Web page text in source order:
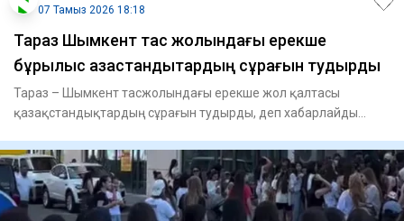
07 Тамыз 2026 18:18
Тараз Шымкент тас жолындағы ерекше
бұрылыс қазақстандықтардың сұрағын тудырды
Тараз – Шымкент тасжолындағы ерекше жол қалтасы
қазақстандықтардың сұрағын тудырды, деп хабарлайды